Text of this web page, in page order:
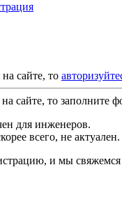
сайте, то
сайте, то заполните
для инженеров.
всего, не актуален.
и мы свяжемся